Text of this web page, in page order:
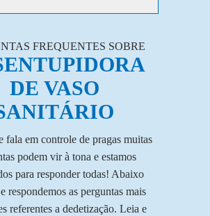
ENVIAR
FREQUENTES SOBRE
DE VASO
fala em controle de pragas muitas
podem vir à tona e estamos
para responder todas! Abaixo
respondemos as perguntas mais
referentes a dedetização. Leia e